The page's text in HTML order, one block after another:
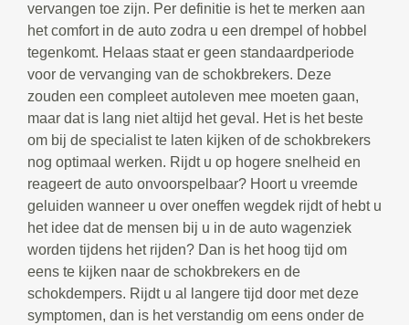
vervangen toe zijn. Per definitie is het te merken aan
het comfort in de auto zodra u een drempel of hobbel
tegenkomt. Helaas staat er geen standaardperiode
voor de vervanging van de schokbrekers. Deze
zouden een compleet autoleven mee moeten gaan,
maar dat is lang niet altijd het geval. Het is het beste
om bij de specialist te laten kijken of de schokbrekers
nog optimaal werken. Rijdt u op hogere snelheid en
reageert de auto onvoorspelbaar? Hoort u vreemde
geluiden wanneer u over oneffen wegdek rijdt of hebt u
het idee dat de mensen bij u in de auto wagenziek
worden tijdens het rijden? Dan is het hoog tijd om
eens te kijken naar de schokbrekers en de
schokdempers. Rijdt u al langere tijd door met deze
symptomen, dan is het verstandig om eens onder de